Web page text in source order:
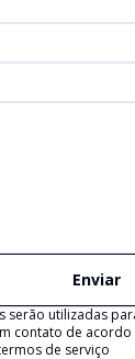
Enviar
serão utilizadas
contato de acordo
de serviço